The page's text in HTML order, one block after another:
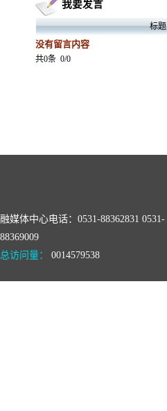
我要发言
标题
没有留言内容
共0条 0/0
融媒体中心电话：0531-88362831 0531-
88369009
总访问量：
0014579538